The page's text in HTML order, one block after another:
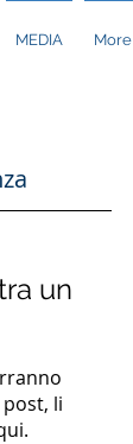
MEDIA More
un
li